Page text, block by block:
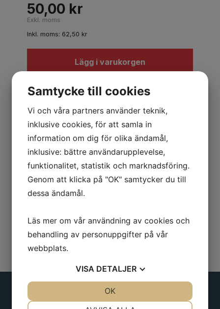
50,00 kr
Exkl. moms
Inkl. moms: 62,50 kr
Lägg i varukorgen
Beskrivning
För självborrande skruv, fäste ¼”. Med
Längd: 45 mm
Samtycke till cookies
Vi och våra partners använder teknik,
inklusive cookies, för att samla in
information om dig för olika ändamål,
inklusive: bättre användarupplevelse,
funktionalitet, statistik och marknadsföring.
Genom att klicka på "OK" samtycker du till
dessa ändamål.
Läs mer om vår användning av cookies och
behandling av personuppgifter på vår
webbplats.
VISA DETALJER
OK